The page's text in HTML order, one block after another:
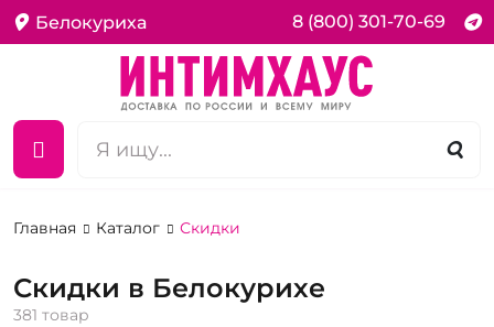
Белокуриха 8 (800) 301-70-69
Главная Каталог Скидки
Скидки в Белокурихе
381 товар